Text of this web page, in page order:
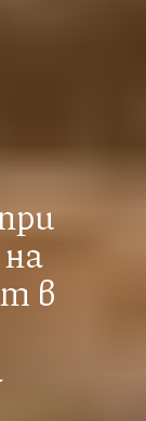
в